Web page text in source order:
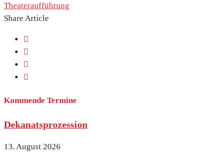
Theateraufführung
Share Article
Kommende Termine
Dekanatsprozession
13. August 2026